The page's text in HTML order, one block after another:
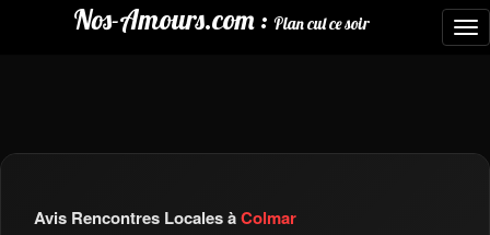
Nos-Amours.com : Plan cul ce soir
Avis Rencontres Locales àColmar